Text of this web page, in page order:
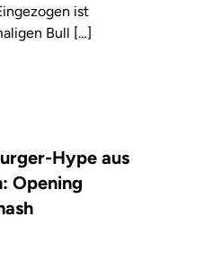
ist
Bull […]
Hype aus
Opening